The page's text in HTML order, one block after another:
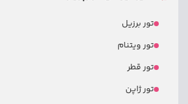
تور برزیل
تور ویتنام
تور قطر
تور ژاپن